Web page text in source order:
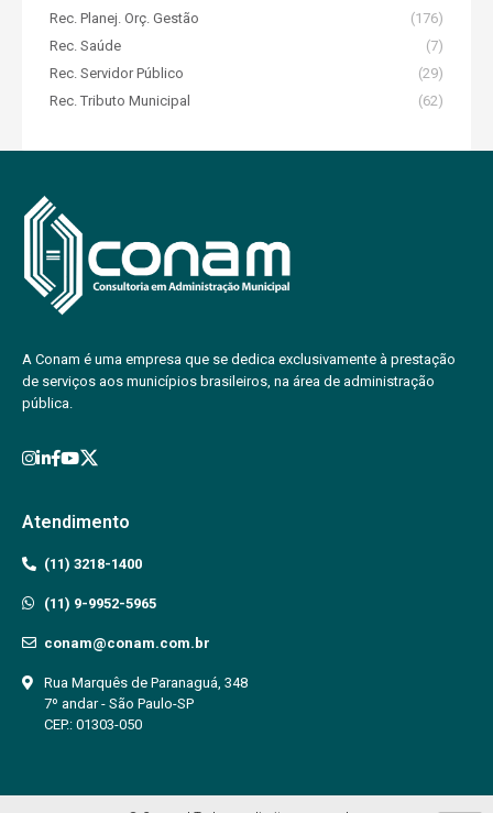
Rec. Planej. Orç. Gestão
(176)
Rec. Saúde
(7)
Rec. Servidor Público
(29)
Rec. Tributo Municipal
(62)
A Conam é uma empresa que se dedica exclusivamente à prestação
de serviços aos municípios brasileiros, na área de administração
pública.
Atendimento
(11) 3218-1400
(11) 9-9952-5965
conam@conam.com.br
Rua Marquês de Paranaguá, 348
7º andar - São Paulo-SP
CEP.: 01303-050